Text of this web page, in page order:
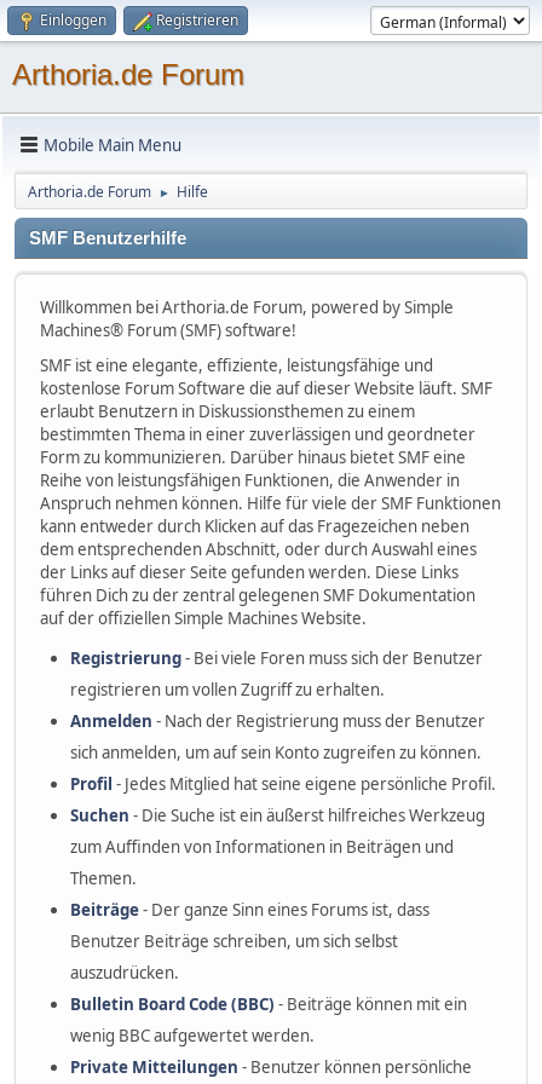
Einloggen Registrieren
Arthoria.de Forum
Mobile Main Menu
Arthoria.de Forum ► Hilfe
SMF Benutzerhilfe
Willkommen bei Arthoria.de Forum, powered by Simple
Machines® Forum (SMF) software!
SMF ist eine elegante, effiziente, leistungsfähige und
kostenlose Forum Software die auf dieser Website läuft. SMF
erlaubt Benutzern in Diskussionsthemen zu einem
bestimmten Thema in einer zuverlässigen und geordneter
Form zu kommunizieren. Darüber hinaus bietet SMF eine
Reihe von leistungsfähigen Funktionen, die Anwender in
Anspruch nehmen können. Hilfe für viele der SMF Funktionen
kann entweder durch Klicken auf das Fragezeichen neben
dem entsprechenden Abschnitt, oder durch Auswahl eines
der Links auf dieser Seite gefunden werden. Diese Links
führen Dich zu der zentral gelegenen SMF Dokumentation
auf der offiziellen Simple Machines Website.
Registrierung- Bei viele Foren muss sich der Benutzer
registrieren um vollen Zugriff zu erhalten.
Anmelden - Nach der Registrierung muss der Benutzer
sich anmelden, um auf sein Konto zugreifen zu können.
Profil - Jedes Mitglied hat seine eigene persönliche Profil.
Suchen - Die Suche ist ein äußerst hilfreiches Werkzeug
zum Auffinden von Informationen in Beiträgen und
Themen.
Beiträge- Der ganze Sinn eines Forums ist, dass
Benutzer Beiträge schreiben, um sich selbst
auszudrücken.
Bulletin Board Code (BBC) - Beiträge können mit ein
wenig BBC aufgewertet werden.
Private Mitteilungen - Benutzer können persönliche